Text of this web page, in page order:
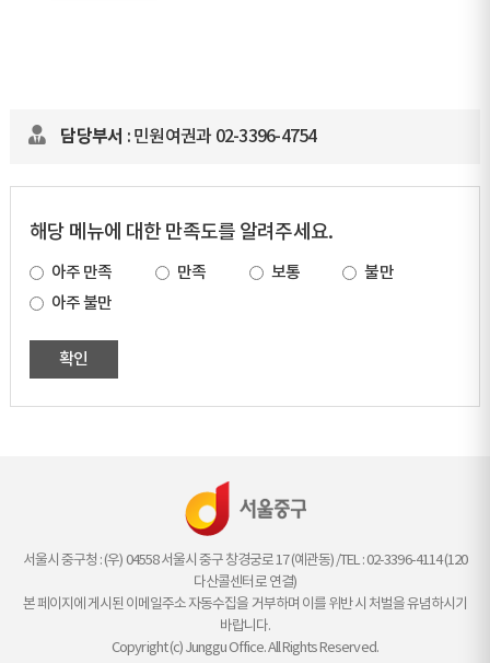
담당부서 : 민원여권과 02-3396-4754
해당 메뉴에 대한 만족도를 알려주세요.
아주 만족 만족 보통
불만
아주 불만
확인
서울시 중구청 : (우) 04558 서울시 중구 창경궁로 17 (예관동) /TEL : 02-3396-4114 (120
다산콜센터로 연결)
본 페이지에 게시된 이메일주소 자동수집을 거부하며 이를 위반 시 처벌을 유념하시기
바랍니다.
Copyright (c) Junggu Office. All Rights Reserved.